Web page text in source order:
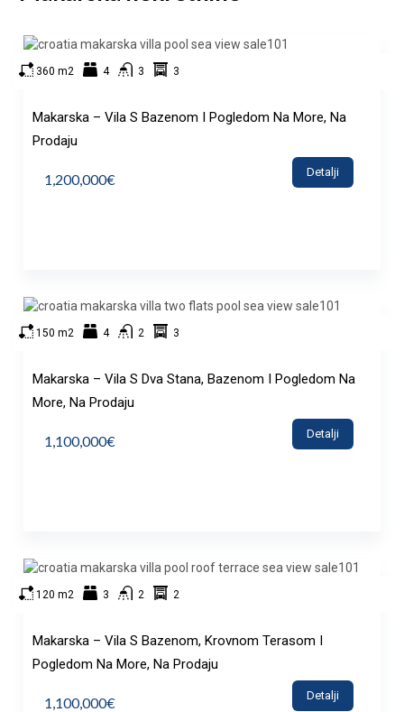
360 m2 4 3 3
Makarska – Vila S Bazenom I Pogledom Na More, Na
Prodaju
1,200,000€ Detalji
150 m2 4 2 3
Makarska – Vila S Dva Stana, Bazenom I Pogledom Na
More, Na Prodaju
1,100,000€ Detalji
120 m2 3 2 2
Makarska – Vila S Bazenom, Krovnom Terasom I
Pogledom Na More, Na Prodaju
1,100,000€ Detalji